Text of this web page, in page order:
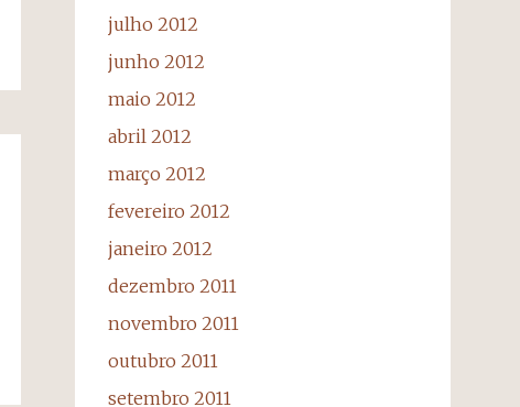
julho 2012
junho 2012
maio 2012
abril 2012
março 2012
fevereiro 2012
janeiro 2012
dezembro 2011
novembro 2011
outubro 2011
setembro 2011